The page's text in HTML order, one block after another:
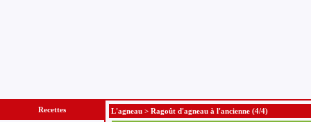
Recettes L'agneau > Ragoût d'agneau à l'ancienne (4/4)